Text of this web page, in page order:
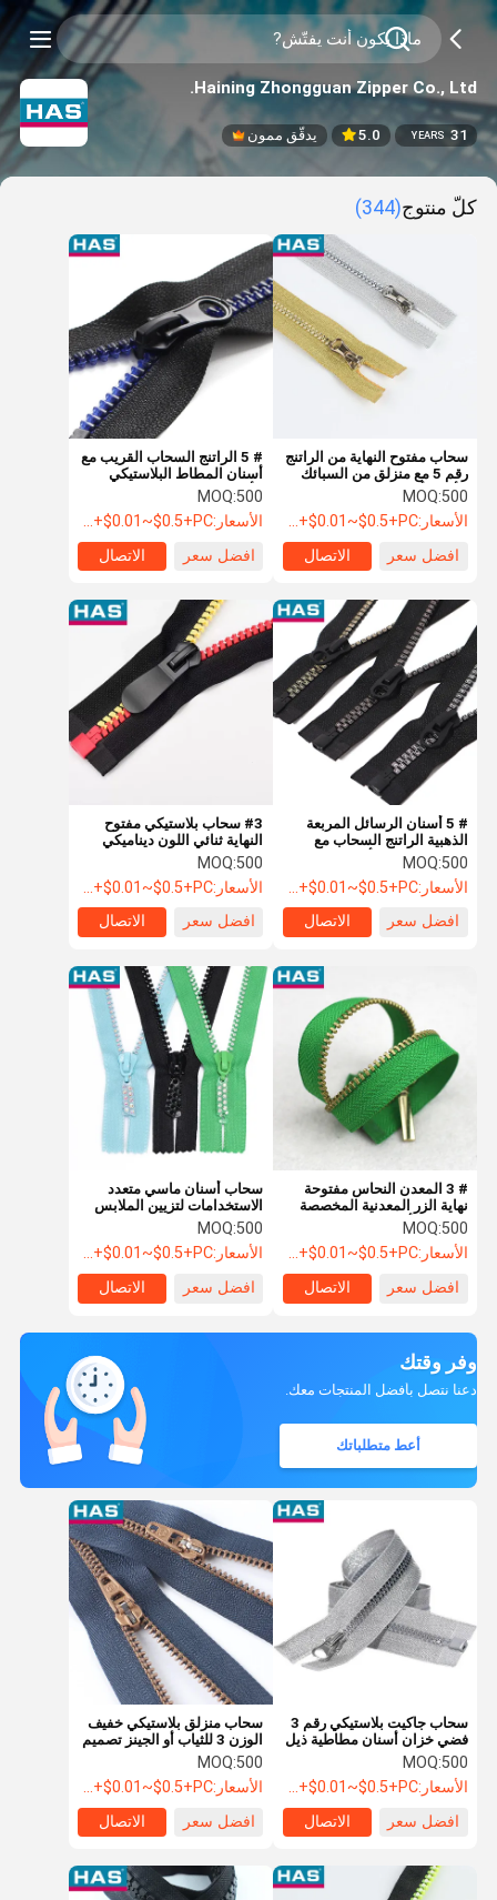
Haining Zhongguan Zipper Co., Ltd.
31
YEARS
5.0 يدقّق ممون
كلّ منتوج(344)
# 5 الراتنج السحاب القريب مع
أسنان المطاط البلاستيكي
الأسود للمعطف
MOQ:500
الأسعار:USD+$0.01~$0.5+PC
افضل سعر
الاتصال
سحاب مفتوح النهاية من الراتنج
رقم 5 مع منزلق من السبائك
للأمتعة أو الملابس الخارجية
MOQ:500
الأسعار:USD+$0.01~$0.5+PC
افضل سعر
الاتصال
#3 سحاب بلاستيكي مفتوح
النهاية ثنائي اللون ديناميكي
للملابس والحقائب
MOQ:500
الأسعار:USD+$0.01~$0.5+PC
افضل سعر
الاتصال
# 5 أسنان الرسائل المربعة
الذهبية الراتنج السحاب مع
الذيل المفتوح و أسنان
البلاستيك المفتوحة
MOQ:500
الأسعار:USD+$0.01~$0.5+PC
افضل سعر
الاتصال
سحاب أسنان ماسي متعدد
الاستخدامات لتزيين الملابس
بتصميم ذيل مغلق
MOQ:500
الأسعار:USD+$0.01~$0.5+PC
افضل سعر
الاتصال
# 3 المعدن النحاس مفتوحة
نهاية الزر المعدنية المخصصة
للسترات أو الحقائب
MOQ:500
الأسعار:USD+$0.01~$0.5+PC
افضل سعر
الاتصال
وفر وقتك
دعنا نتصل بأفضل المنتجات معك.
أعط متطلباتك
سحاب جاكيت بلاستيكي رقم 3
فضي خزان أسنان مطاطية ذيل
مفتوح ملابس التحكم في
الوصول منسوجات منزلية أمتعة
MOQ:500
الأسعار:USD+$0.01~$0.5+PC
افضل سعر
الاتصال
سحاب منزلق بلاستيكي خفيف
الوزن 3 للثياب أو الجينز تصميم
نحاسي مقلد
MOQ:500
الأسعار:USD+$0.01~$0.5+PC
افضل سعر
الاتصال